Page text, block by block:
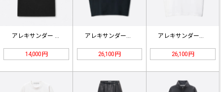
アレキサンダー ワン ダブルロウ ロ…
14,000 円
アレキサンダー・ワンのロゴ刺繍入りベ…
26,100 円
アレキサンダー・ワンのロゴ刺繍入りベ…
26,100 円